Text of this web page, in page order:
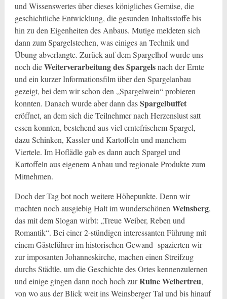
und Wissenswertes über dieses königliches Gemüse, die
geschichtliche Entwicklung, die gesunden Inhaltsstoffe bis
hin zu den Eigenheiten des Anbaus. Mutige meldeten sich
dann zum Spargelstechen, was einiges an Technik und
Übung abverlangte. Zurück auf dem Spargelhof wurde uns
noch dieWeiterverarbeitung des Spargelsnach der Ernte
und ein kurzer Informationsfilm über den Spargelanbau
gezeigt, bei dem wir schon den „Spargelwein“ probieren
konnten. Danach wurde aber dann dasSpargelbuffet
eröffnet, an dem sich die Teilnehmer nach Herzenslust satt
essen konnten, bestehend aus viel erntefrischem Spargel,
dazu Schinken, Kassler und Kartoffeln und manchem
Viertele. Im Hoflädle gab es dann auch Spargel und
Kartoffeln aus eigenem Anbau und regionale Produkte zum
Mitnehmen.
Doch der Tag bot noch weitere Höhepunkte. Denn wir
machten noch ausgiebig Halt im wunderschönen Weinsberg,
das mit dem Slogan wirbt: „Treue Weiber, Reben und
Romantik“. Bei einer 2-stündigen interessanten Führung mit
einem Gästeführer im historischen Gewand spazierten wir
zur imposanten Johanneskirche, machen einen Streifzug
durchs Städtle, um die Geschichte des Ortes kennenzulernen
und einige gingen dann noch hoch zurRuine Weibertreu,
von wo aus der Blick weit ins Weinsberger Tal und bis hinauf